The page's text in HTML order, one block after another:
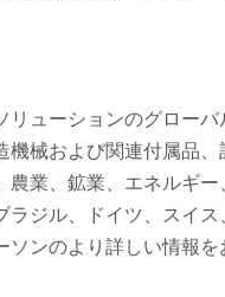
リューションのグロー
機械および関連付属品
農業、鉱業、エネルギ
ラジル、ドイツ、スイ
ンのより詳しい情報を